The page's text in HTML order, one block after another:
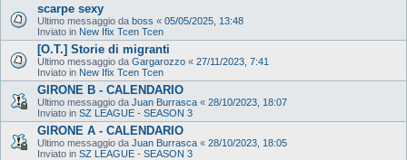
scarpe sexy
Ultimo messaggio da boss « 05/05/2025, 13:48
Inviato in New Ifix Tcen Tcen
[O.T.] Storie di migranti
Ultimo messaggio da Gargarozzo « 27/11/2023, 7:41
Inviato in New Ifix Tcen Tcen
GIRONE B - CALENDARIO
Ultimo messaggio da Juan Burrasca « 28/10/2023, 18:07
Inviato in SZ LEAGUE - SEASON 3
GIRONE A - CALENDARIO
Ultimo messaggio da Juan Burrasca « 28/10/2023, 18:05
Inviato in SZ LEAGUE - SEASON 3